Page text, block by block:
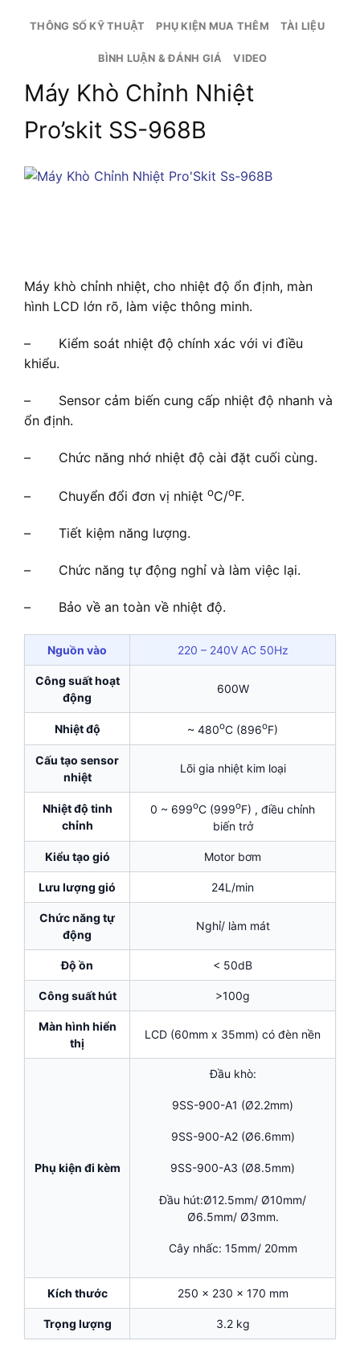
THÔNG SỐ KỸ THUẬT PHỤ KIỆN MUA THÊM TÀI LIỆU
BÌNH LUẬN & ĐÁNH GIÁ VIDEO
Máy Khò Chỉnh Nhiệt
Pro’skit SS-968B
Máy khò chỉnh nhiệt, cho nhiệt độ ổn định, màn
hình LCD lớn rõ, làm việc thông minh.
– Kiểm soát nhiệt độ chính xác với vi điều
khiểu.
– Sensor cảm biến cung cấp nhiệt độ nhanh và
ổn định.
– Chức năng nhớ nhiệt độ cài đặt cuối cùng.
– Chuyển đổi đơn vị nhiệt oC/oF.
– Tiết kiệm năng lượng.
– Chức năng tự động nghỉ và làm việc lại.
– Bảo về an toàn về nhiệt độ.
Nguồn vào 220 – 240V AC 50Hz
Công suất hoạt
động
600W
Nhiệt độ ~ 480oC (896oF)
Cấu tạo sensor
nhiệt
Lõi gia nhiệt kim loại
Nhiệt độ tinh
chỉnh
0 ~ 699oC (999oF) , điều chỉnh
biến trở
Kiểu tạo gió Motor bơm
Lưu lượng gió 24L/min
Chức năng tự
động
Nghỉ/ làm mát
Độ ồn < 50dB
Công suất hút >100g
Màn hình hiển
thị
LCD (60mm x 35mm) có đèn nền
Phụ kiện đi kèm
Đầu khò:
9SS-900-A1 (Ø2.2mm)
9SS-900-A2 (Ø6.6mm)
9SS-900-A3 (Ø8.5mm)
Đầu hút:Ø12.5mm/ Ø10mm/
Ø6.5mm/ Ø3mm.
Cây nhấc: 15mm/ 20mm
Kích thước 250 x 230 x 170 mm
Trọng lượng 3.2 kg